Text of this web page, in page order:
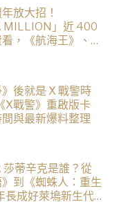
放大招！
MILLION」近 400
，《航海王》、
》後就是 X 戰警時
X戰警》重啟版卡
與最新爆料整理
蒂辛克是誰？從
》到《蜘蛛人：重生
長成好萊塢新生代女